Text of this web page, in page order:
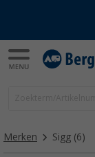
Merken Sigg (6)